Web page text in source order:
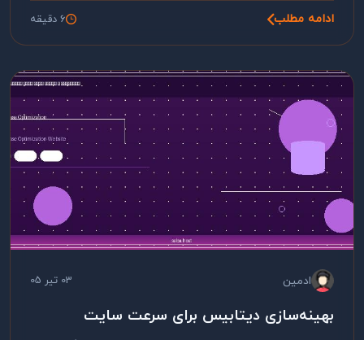
ادامه مطلب 6 دقیقه
ادمین 03 تیر 05
بهینه‌سازی دیتابیس برای سرعت سایت